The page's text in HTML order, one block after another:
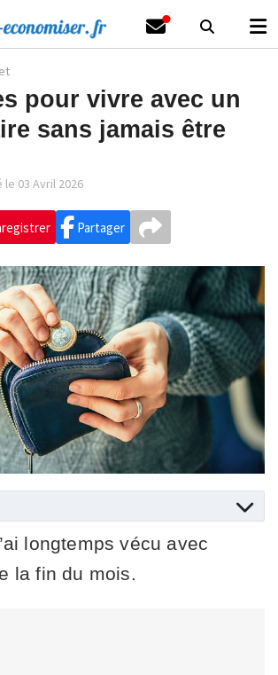
pour vivre avec un
sans jamais être
le 03 Avril 2026
Partager
longtemps vécu avec
la fin du mois.